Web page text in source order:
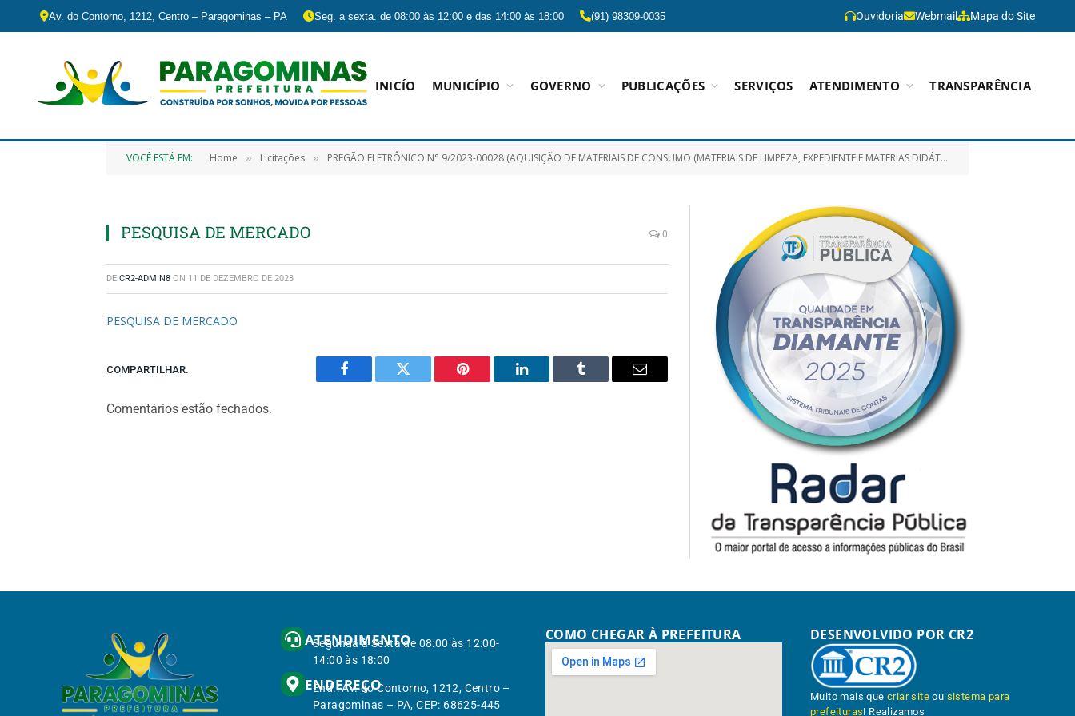
Av. do Contorno, 1212, Centro – Paragominas – PA Seg. a sexta. de 08:00 às 12:00 e das 14:00 às 18:00 (91) 98309-0035 Ouvidoria Webmail Mapa do Site
INICÍO MUNICÍPIO GOVERNO PUBLICAÇÕES SERVIÇOS ATENDIMENTO TRANSPARÊNCIA
VOCÊ ESTÁ EM: Home » Licitações » PREGÃO ELETRÔNICO N° 9/2023-00028 (AQUISIÇÃO DE MATERIAIS DE CONSUMO (MATERIAIS DE LIMPEZA, EXPEDIENTE E MATERIAS DIDÁTICO), PARA ATENDER AS ESCOLAS PEQUENO PORTE DA REDE MUNICIPAL DE ENSINO FUNDAMENTAL DA ZONA RURAL E ÁREAS INDÍGENAS)
PESQUISA DE MERCADO 0
DE CR2-ADMIN8 ON 11 DE DEZEMBRO DE 2023
PESQUISA DE MERCADO
COMPARTILHAR.
Facebook Twitter Pinterest LinkedIn Tumblr Email
Comentários estão fechados.
ATENDIMENTO
Segunda à Sexta de 08:00 às 12:00-
14:00 às 18:00
ENDEREÇO
End.: Av. do Contorno, 1212, Centro –
Paragominas – PA, CEP: 68625-445
COMO CHEGAR À PREFEITURA DESENVOLVIDO POR CR2
Muito mais quecriar site ou sistema para
prefeituras! Realizamos